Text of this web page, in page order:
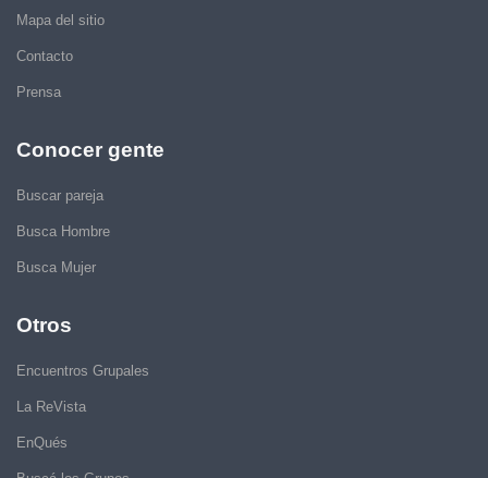
Mapa del sitio
Contacto
Prensa
Conocer gente
Buscar pareja
Busca Hombre
Busca Mujer
Otros
Encuentros Grupales
La ReVista
EnQués